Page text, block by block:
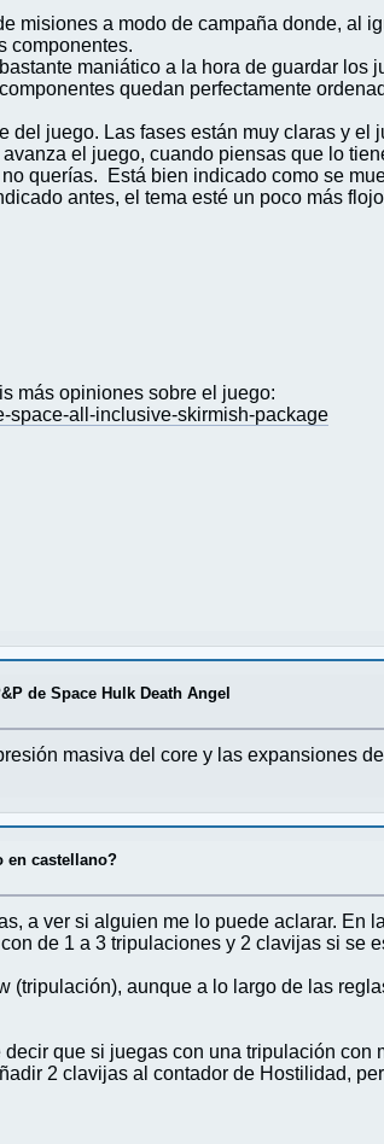
misiones a modo de campaña donde, al
componentes.
maniático a la hora de guardar los
quedan perfectamente
del juego. Las fases están muy claras y
el juego, cuando piensas que lo
querías. Está bien indicado como se
antes, el tema esté un poco más
más opiniones sobre el juego:
space-all-inclusive-skirmish-package
de Space Hulk Death Angel
masiva del core y las expansiones
en castellano?
a ver si alguien me lo puede aclarar. En
de 1 a 3 tripulaciones y 2 clavijas si se
aunque a lo largo de las
que si juegas con una tripulación
2 clavijas al contador de Hostilidad,